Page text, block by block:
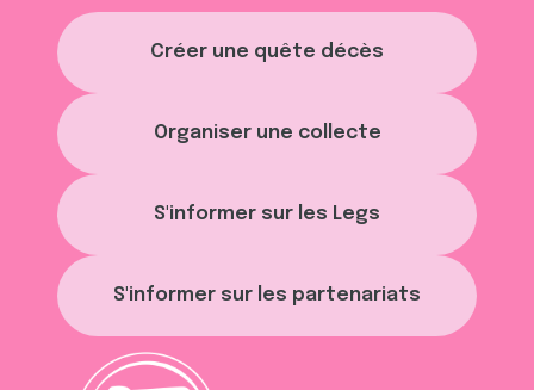
Créer une quête décès
Organiser une collecte
S'informer sur les Legs
S'informer sur les partenariats